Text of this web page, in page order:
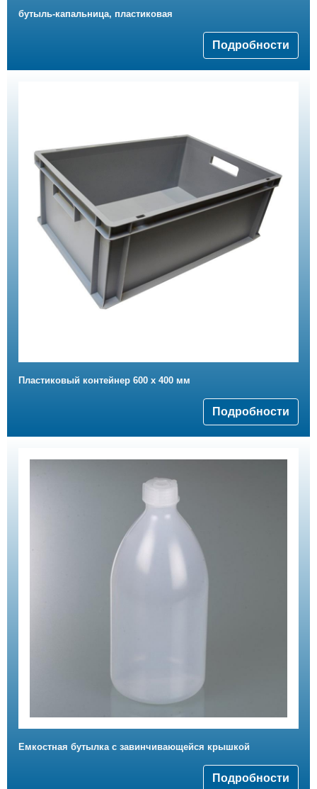
бутыль-капальница, пластиковая
Подробности
Пластиковый контейнер 600 x 400 мм
Подробности
Емкостная бутылка с завинчивающейся крышкой
Подробности